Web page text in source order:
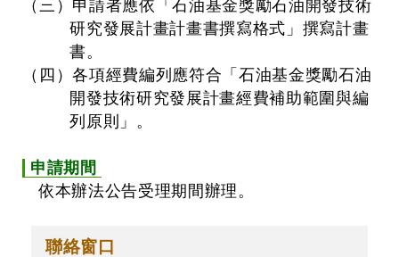
（三）申請者應依「石油基金獎勵石油開發技術
研究發展計畫計畫書撰寫格式」撰寫計畫
書。
（四）各項經費編列應符合「石油基金獎勵石油
開發技術研究發展計畫經費補助範圍與編
列原則」。
申請期間
依本辦法公告受理期間辦理。
聯絡窗口